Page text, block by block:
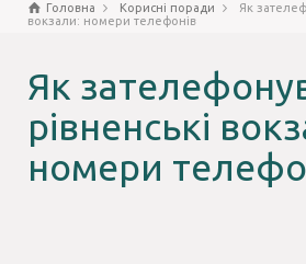
Головна Корисні поради
Як
вокзали: номери телефонів
Як
рівненські
номери